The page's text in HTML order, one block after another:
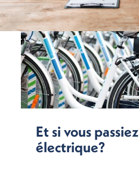
Et si vous
électrique?